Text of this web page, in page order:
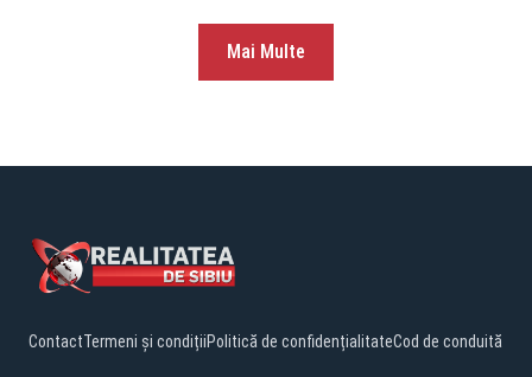
Mai Multe
ContactTermeni și condițiiPolitică de confidențialitateCod de conduită